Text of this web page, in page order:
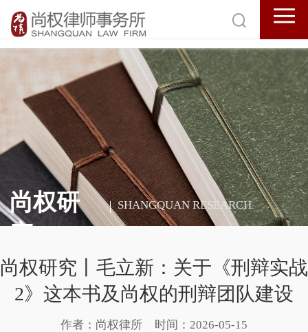
尚权研
究
SHANGQUAN RESEARCH
尚权研究丨毛立新：关于《刑辩实战
2》这本书及尚权的刑辩团队建设
作者：尚权律所 时间：2026-05-15